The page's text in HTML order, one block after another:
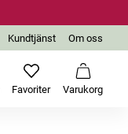
Kundtjänst Om oss
FavoriterInga favoriter
Varukorg